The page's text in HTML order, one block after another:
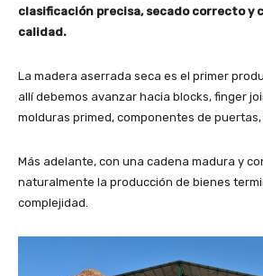
clasificación precisa, secado correcto y
calidad.
La madera aserrada seca es el primer
allí debemos avanzar hacia blocks, finger
molduras primed, componentes de
Más adelante, con una cadena madura y
naturalmente la producción de bienes
complejidad.